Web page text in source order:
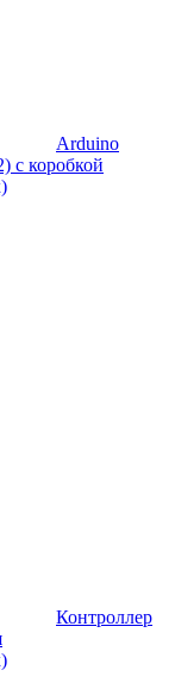
Arduino
с коробкой
Контроллер